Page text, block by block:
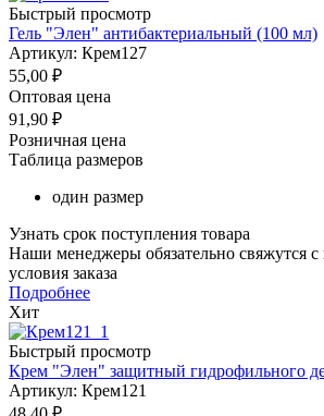
Быстрый просмотр
Гель "Элен" антибактериальный (100 мл)
Артикул: Крем127
55,00 ₽
Оптовая цена
91,90 ₽
Розничная цена
Таблица размеров
один размер
Узнать срок поступления товара
Наши менеджеры обязательно свяжутся с
условия заказа
Подробнее
Хит
Быстрый просмотр
Крем "Элен" защитный гидрофильного
Артикул: Крем121